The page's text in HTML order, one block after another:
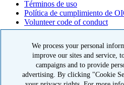
Términos de uso
Política de cumplimiento de
Volunteer code of conduct
El American Kidney Fund es una
que goza de exención tributaria.
11921 Rockville Pike, Suite 300,
We process your personal
improve our sites and service,
campaigns and to provide
advertising. By clicking "Cookie